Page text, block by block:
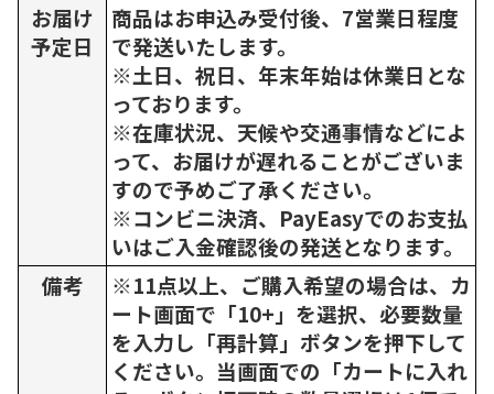
お届け
予定日
商品はお申込み受付後、7営業日程度
で発送いたします。
※土日、祝日、年末年始は休業日とな
っております。
※在庫状況、天候や交通事情などによ
って、お届けが遅れることがございま
すので予めご了承ください。
※コンビニ決済、PayEasyでのお支払
いはご入金確認後の発送となります。
備考
※11点以上、ご購入希望の場合は、カ
ート画面で「10+」を選択、必要数量
を入力し「再計算」ボタンを押下して
ください。当画面での「カートに入れ